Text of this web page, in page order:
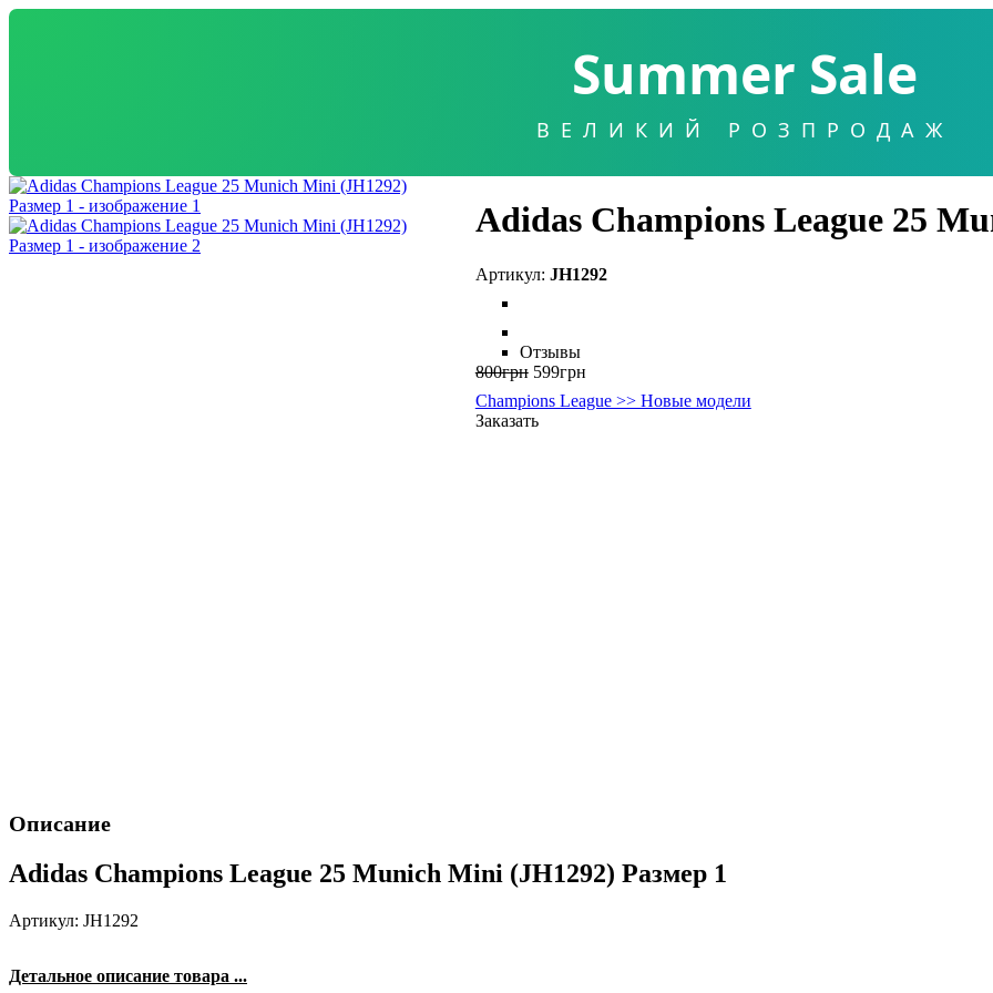
Summer Sale
ВЕЛИКИЙ РОЗПРОДАЖ
Adidas Champions League 25
JH1292
Отзывы
800грн 599грн
Champions League >> Новые модели
Заказать
Описание
Adidas Champions League 25 Munich Mini (JH1292) Размер 1
Артикул: JH1292
Детальное описание товара ...